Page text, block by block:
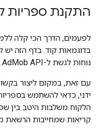
התקנת ספריות
בדוגמאות קוד. בדף הזה יש
נוחות לגשת ל-AdMob API.
הלקוח משלבות היטב בין
קריאות שמחייבות